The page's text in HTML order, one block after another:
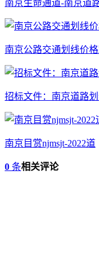
南京生命通道-南京道
南京公路交通划线价
招标文件：南京道路
南京目赏njmsjt-2022道
0 条相关评论